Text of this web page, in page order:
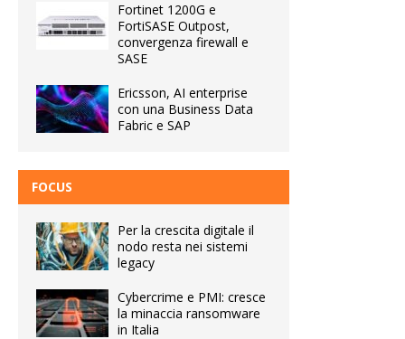
Fortinet 1200G e
FortiSASE Outpost,
convergenza firewall e
SASE
Ericsson, AI enterprise
con una Business Data
Fabric e SAP
FOCUS
Per la crescita digitale il
nodo resta nei sistemi
legacy
Cybercrime e PMI: cresce
la minaccia ransomware
in Italia